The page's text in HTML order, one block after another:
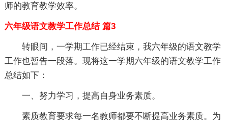
师的教育教学效率。
六年级语文教学工作总结 篇3
转眼间，一学期工作已经结束，我六年级的语文教学
工作也暂告一段落。现将这一学期六年级的语文教学工作
总结如下：
一、努力学习，提高自身业务素质。
素质教育要求每一名教师都要不断提高业务素质。为